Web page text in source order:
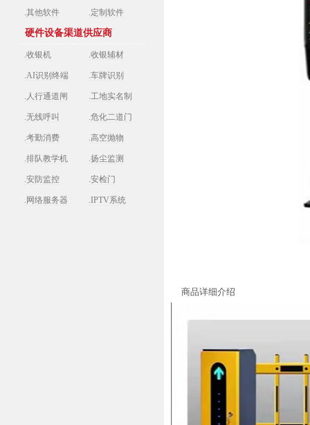
.其他软件 .定制软件
硬件设备渠道供应商
.收银机 .收银辅材
.AI识别终端 .车牌识别
.人行通道闸 .工地实名制
.无线呼叫 .危化二道门
.考勤消费 .高空抛物
.排队教学机 .扬尘监测
.安防监控 .安检门
.网络服务器 .IPTV系统
商品详细介绍